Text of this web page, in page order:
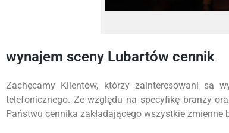
wynajem sceny Lubartów cennik
Zachęcamy Klientów, którzy zainteresowani są
telefonicznego. Ze względu na specyfikę branży
Państwu cennika zakładającego wszystkie